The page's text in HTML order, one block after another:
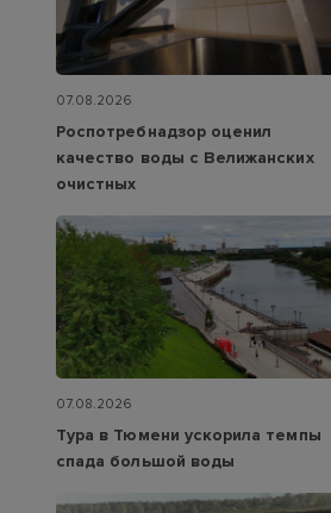
07.08.2026
Роспотребнадзор оценил
качество воды с Велижанских
очистных
07.08.2026
Тура в Тюмени ускорила темпы
спада большой воды